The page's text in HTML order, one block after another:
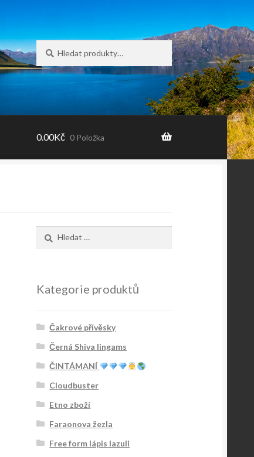
Hledat:
Hledat
0.00Kč 0 Položka
Kategorie produktů
Čakrové přívěsky
Černá Shiva lingams
ČINTÁMANÍ
Cloudbuster
Etno zboží
Faraonova žezla
Free form lápis lazuli